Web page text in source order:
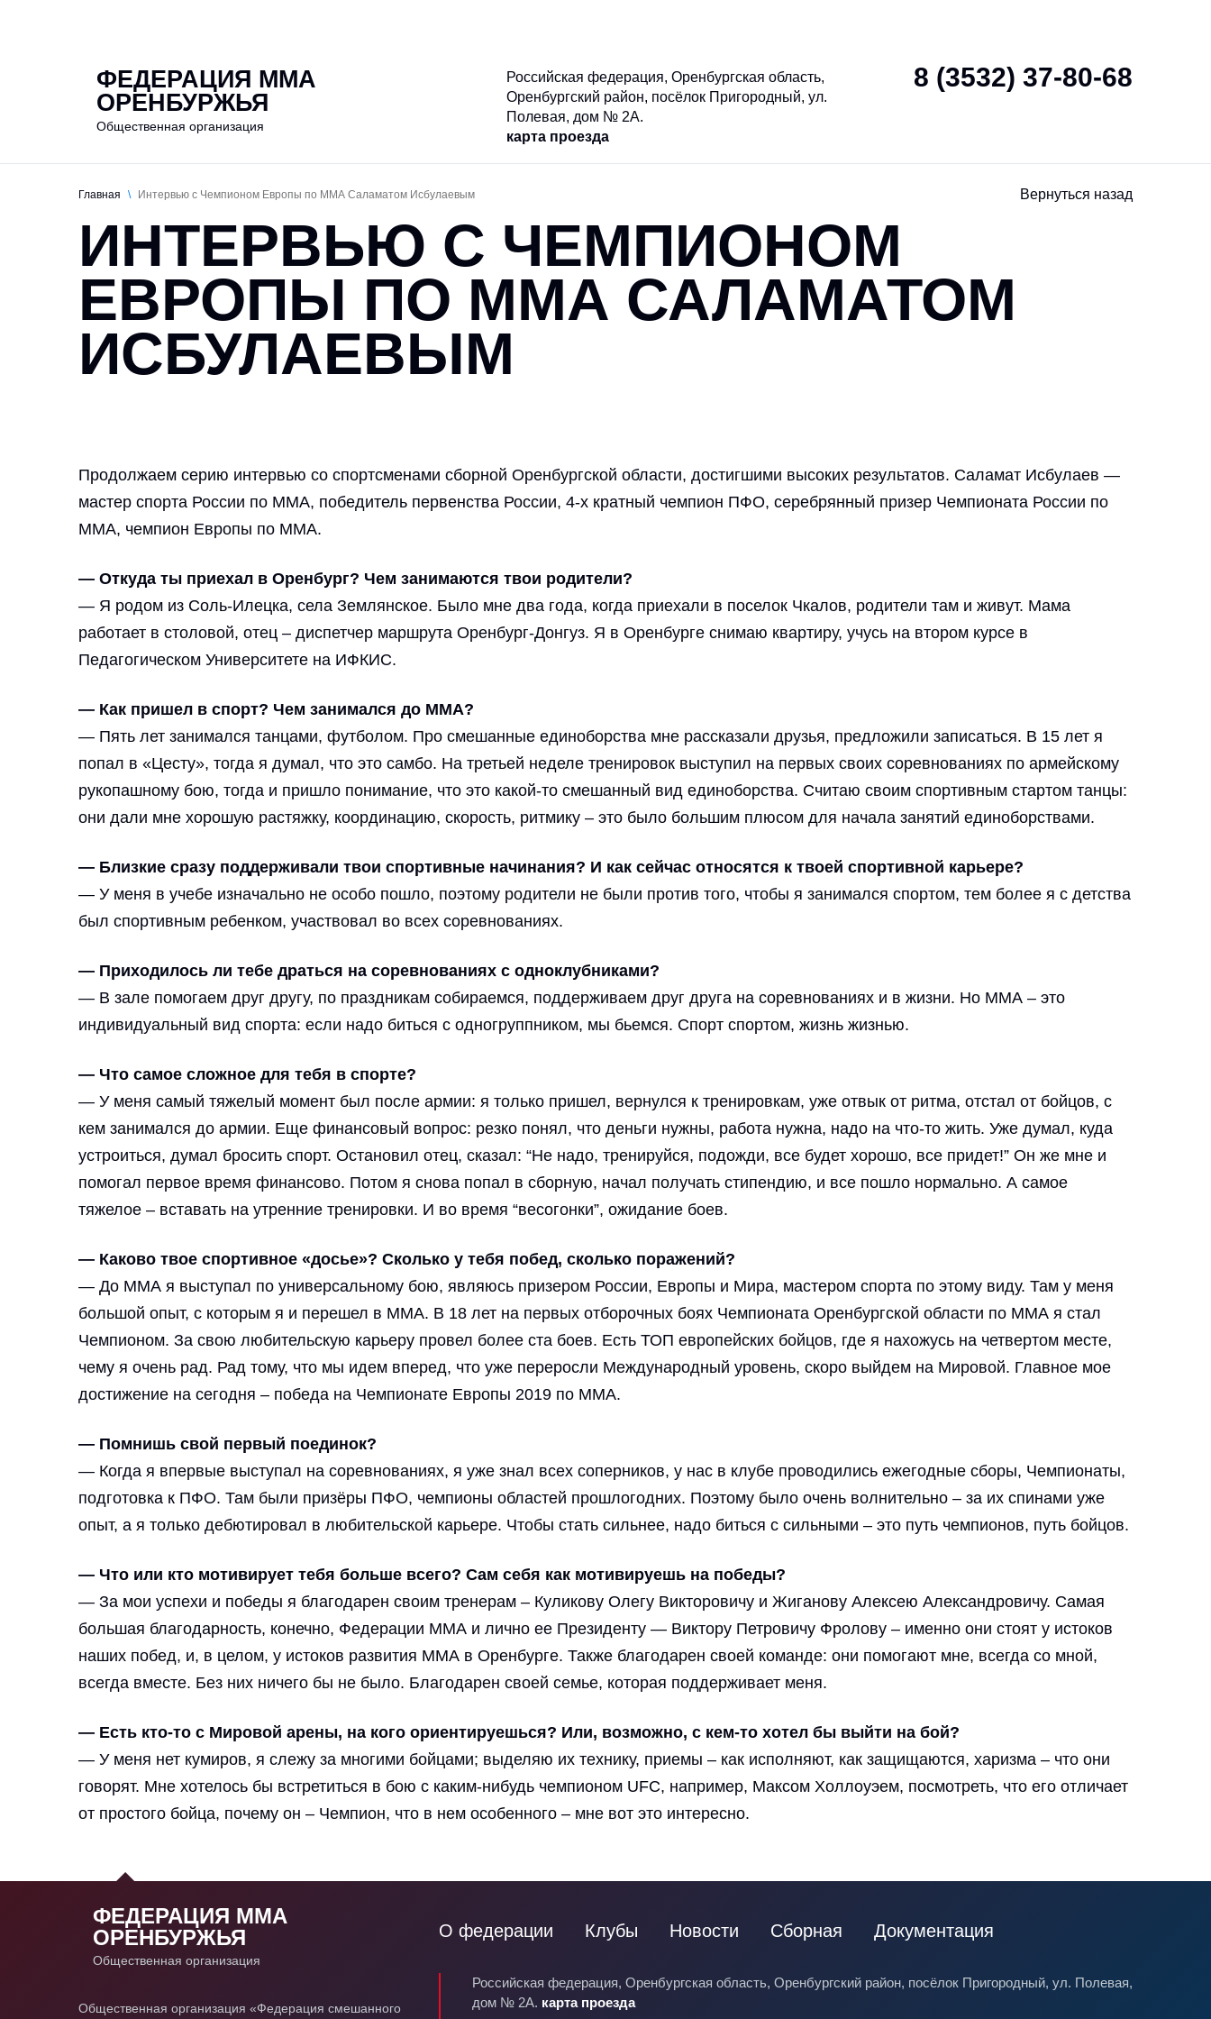
ФЕДЕРАЦИЯ ММА
ОРЕНБУРЖЬЯ
Общественная организация
Российская федерация, Оренбургская область,
Оренбургский район, посёлок Пригородный, ул.
Полевая, дом № 2А.
карта проезда
8 (3532) 37-80-68
Главная \ Интервью с Чемпионом Европы по ММА Саламатом Исбулаевым Вернуться назад
ИНТЕРВЬЮ С ЧЕМПИОНОМ
ЕВРОПЫ ПО ММА САЛАМАТОМ
ИСБУЛАЕВЫМ
Продолжаем серию интервью со спортсменами сборной Оренбургской области, достигшими высоких результатов. Саламат Исбулаев —
мастер спорта России по ММА, победитель первенства России, 4-х кратный чемпион ПФО, серебрянный призер Чемпионата России по
ММА, чемпион Европы по ММА.
— Откуда ты приехал в Оренбург? Чем занимаются твои родители?
— Я родом из Соль-Илецка, села Землянское. Было мне два года, когда приехали в поселок Чкалов, родители там и живут. Мама
работает в столовой, отец – диспетчер маршрута Оренбург-Донгуз. Я в Оренбурге снимаю квартиру, учусь на втором курсе в
Педагогическом Университете на ИФКИС.
— Как пришел в спорт? Чем занимался до ММА?
— Пять лет занимался танцами, футболом. Про смешанные единоборства мне рассказали друзья, предложили записаться. В 15 лет я
попал в «Цесту», тогда я думал, что это самбо. На третьей неделе тренировок выступил на первых своих соревнованиях по армейскому
рукопашному бою, тогда и пришло понимание, что это какой-то смешанный вид единоборства. Считаю своим спортивным стартом танцы:
они дали мне хорошую растяжку, координацию, скорость, ритмику – это было большим плюсом для начала занятий единоборствами.
— Близкие сразу поддерживали твои спортивные начинания? И как сейчас относятся к твоей спортивной карьере?
— У меня в учебе изначально не особо пошло, поэтому родители не были против того, чтобы я занимался спортом, тем более я с детства
был спортивным ребенком, участвовал во всех соревнованиях.
— Приходилось ли тебе драться на соревнованиях с одноклубниками?
— В зале помогаем друг другу, по праздникам собираемся, поддерживаем друг друга на соревнованиях и в жизни. Но ММА – это
индивидуальный вид спорта: если надо биться с одногруппником, мы бьемся. Спорт спортом, жизнь жизнью.
— Что самое сложное для тебя в спорте?
— У меня самый тяжелый момент был после армии: я только пришел, вернулся к тренировкам, уже отвык от ритма, отстал от бойцов, с
кем занимался до армии. Еще финансовый вопрос: резко понял, что деньги нужны, работа нужна, надо на что-то жить. Уже думал, куда
устроиться, думал бросить спорт. Остановил отец, сказал: “Не надо, тренируйся, подожди, все будет хорошо, все придет!” Он же мне и
помогал первое время финансово. Потом я снова попал в сборную, начал получать стипендию, и все пошло нормально. А самое
тяжелое – вставать на утренние тренировки. И во время “весогонки”, ожидание боев.
— Каково твое спортивное «досье»? Сколько у тебя побед, сколько поражений?
— До ММА я выступал по универсальному бою, являюсь призером России, Европы и Мира, мастером спорта по этому виду. Там у меня
большой опыт, с которым я и перешел в ММА. В 18 лет на первых отборочных боях Чемпионата Оренбургской области по ММА я стал
Чемпионом. За свою любительскую карьеру провел более ста боев. Есть ТОП европейских бойцов, где я нахожусь на четвертом месте,
чему я очень рад. Рад тому, что мы идем вперед, что уже переросли Международный уровень, скоро выйдем на Мировой. Главное мое
достижение на сегодня – победа на Чемпионате Европы 2019 по ММА.
— Помнишь свой первый поединок?
— Когда я впервые выступал на соревнованиях, я уже знал всех соперников, у нас в клубе проводились ежегодные сборы, Чемпионаты,
подготовка к ПФО. Там были призёры ПФО, чемпионы областей прошлогодних. Поэтому было очень волнительно – за их спинами уже
опыт, а я только дебютировал в любительской карьере. Чтобы стать сильнее, надо биться с сильными – это путь чемпионов, путь бойцов.
— Что или кто мотивирует тебя больше всего? Сам себя как мотивируешь на победы?
— За мои успехи и победы я благодарен своим тренерам – Куликову Олегу Викторовичу и Жиганову Алексею Александровичу. Самая
большая благодарность, конечно, Федерации ММА и лично ее Президенту — Виктору Петровичу Фролову – именно они стоят у истоков
наших побед, и, в целом, у истоков развития ММА в Оренбурге. Также благодарен своей команде: они помогают мне, всегда со мной,
всегда вместе. Без них ничего бы не было. Благодарен своей семье, которая поддерживает меня.
— Есть кто-то с Мировой арены, на кого ориентируешься? Или, возможно, с кем-то хотел бы выйти на бой?
— У меня нет кумиров, я слежу за многими бойцами; выделяю их технику, приемы – как исполняют, как защищаются, харизма – что они
говорят. Мне хотелось бы встретиться в бою с каким-нибудь чемпионом UFC, например, Максом Холлоуэем, посмотреть, что его отличает
от простого бойца, почему он – Чемпион, что в нем особенного – мне вот это интересно.
ФЕДЕРАЦИЯ ММА
ОРЕНБУРЖЬЯ
Общественная организация
Общественная организация «Федерация смешанного
О федерации Клубы Новости Сборная Документация
Российская федерация, Оренбургская область, Оренбургский район, посёлок Пригородный, ул. Полевая,
дом № 2А. карта проезда